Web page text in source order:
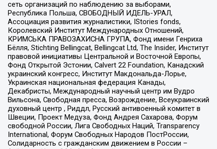
сеть организаций по наблюдению за выборами,
Республика Польша, СВОБОДНЫЙ ИДЕЛЬ-УРАЛ,
Ассоциация развития журналистики, IStories fonds,
Королевский Институт Международных Отношений,
КРИМСЬКА ПРАВОЗАХИСНА ГРУПА, Фонд имени Генриха
Бёлля, Stichting Bellingcat, Bellingcat Ltd, The Insider, Институт
правовой инициативы Центральной и Восточной Европы,
Фонд Открытой Эстонии, Calvert 22 Foundation, Канадский
украинский конгресс, Институт Макдональда-Лорье,
Украинская национальная федерация Канады,
Декабристы, Международный научный центр им Вудро
Вильсона, Свободная пресса, Возрождение, Всеукраинский
духовный центр , Риддл, Русский антивоенный комитет в
Швеции, Проект Медуза, Фонд Андрея Сахарова, Форум
свободной России, Лига Свободных Наций, Transparеncy
International, Форум Свободных Народов ПостРоссии,
Солидарность с гражданским движением в России –